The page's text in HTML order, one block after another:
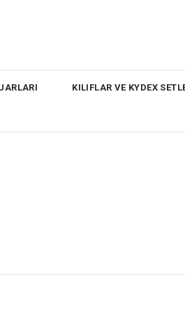
KILIFLAR VE KYDEX